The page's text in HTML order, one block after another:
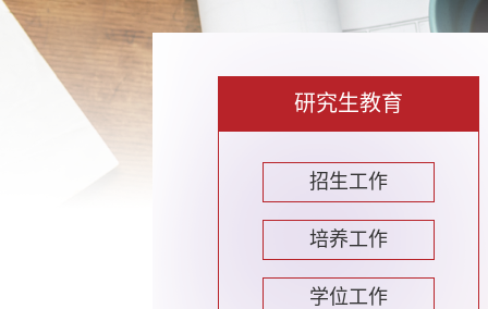
研究生教育
招生工作
培养工作
学位工作